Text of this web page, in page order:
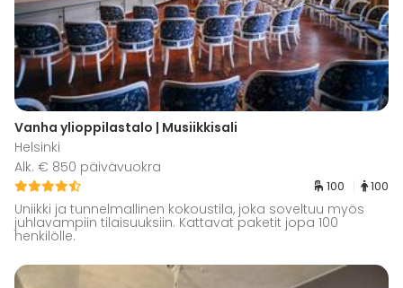
Vanha ylioppilastalo | Musiikkisali
Helsinki
Alk. € 850 päivävuokra
100 100
Uniikki ja tunnelmallinen kokoustila, joka soveltuu myös
juhlavampiin tilaisuuksiin. Kattavat paketit jopa 100
henkilölle.